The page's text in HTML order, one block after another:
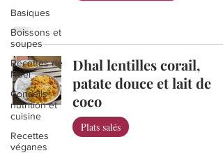
Basiques
Boissons et
soupes
Recettes de
Noël
Conseils
nutrition et
cuisine
Recettes
véganes
Dhal lentilles corail,
patate douce et lait de
coco
Plats salés